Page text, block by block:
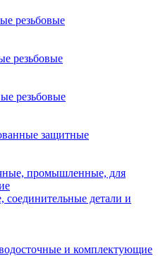
резьбовые
резьбовые
резьбовые
защитные
промышленные, для
детали и
и комплектующие